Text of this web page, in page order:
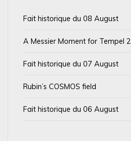
Fait historique du 08 August
A Messier Moment for Tempel 2
Fait historique du 07 August
Rubin’s COSMOS field
Fait historique du 06 August